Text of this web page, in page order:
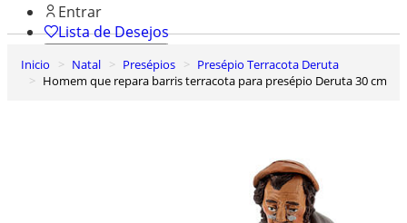
Entrar
Lista de Desejos
Carrinho de Compras
Inicio Natal Presépios
Presépio Terracota Deruta
Homem que repara barris terracota para presépio Deruta 30 cm